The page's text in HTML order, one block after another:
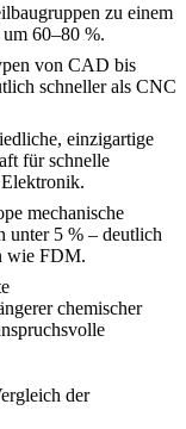
zu einem
60–80 %.
von CAD bis
schneller als CNC
einzigartige
für schnelle
mechanische
unter 5 % – deutlich
wie FDM.
chemischer
der